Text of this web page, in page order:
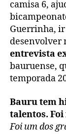
camisa 6,
Guerrinha, ir
desenvolver
entrevista
bauruense,
temporada
Bauru tem
talentos.
Foi um dos